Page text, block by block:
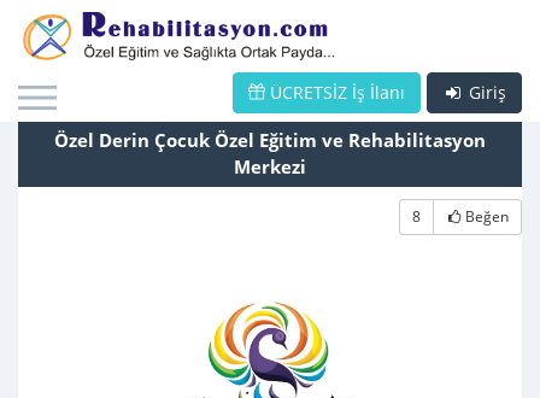
Giriş
ÜCRETSİZ İş İlanı
Özel Derin Çocuk Özel Eğitim ve Rehabilitasyon
Merkezi
8 Beğen